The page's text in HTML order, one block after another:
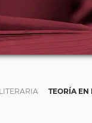
TEORÍA EN